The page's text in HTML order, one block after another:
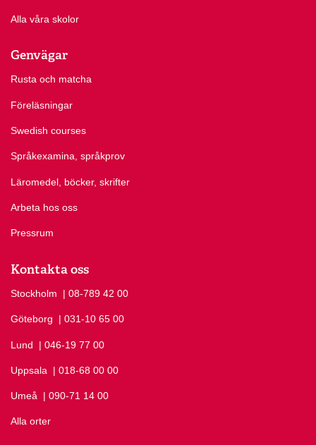
Alla våra skolor
Genvägar
Rusta och matcha
Föreläsningar
Swedish courses
Språkexamina, språkprov
Läromedel, böcker, skrifter
Arbeta hos oss
Pressrum
Kontakta oss
Stockholm Ring Stockholm på
| 08-789 42 00
Göteborg Ring Göteborg på
| 031-10 65 00
Lund Ring Lund på
| 046-19 77 00
Uppsala Ring Uppsala på
| 018-68 00 00
Umeå Ring Umeå på
| 090-71 14 00
Alla orter